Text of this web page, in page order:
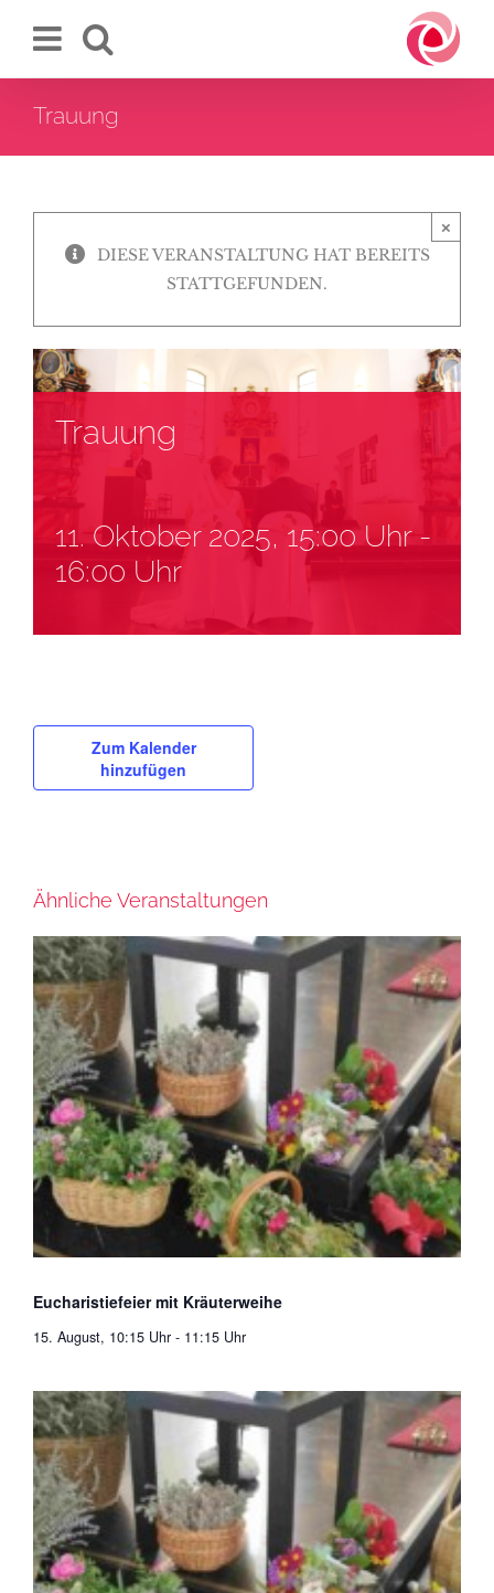
Inhalt
Trauung
×
DIESE VERANSTALTUNG HAT BEREITS
STATTGEFUNDEN.
Trauung
11. Oktober 2025, 15:00 Uhr-
16:00 Uhr
Zum Kalender
hinzufügen
Ähnliche Veranstaltungen
Eucharistiefeier mit Kräuterweihe
15. August, 10:15 Uhr - 11:15 Uhr